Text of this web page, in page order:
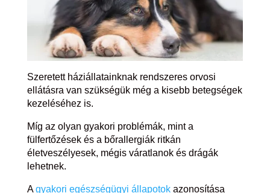
Szeretett háziállatainknak rendszeres orvosi
ellátásra van szükségük még a kisebb betegségek
kezeléséhez is.
Míg az olyan gyakori problémák, mint a
fülfertőzések és a bőrallergiák ritkán
életveszélyesek, mégis váratlanok és drágák
lehetnek.
Agyakori egészségügyi állapotokazonosítása